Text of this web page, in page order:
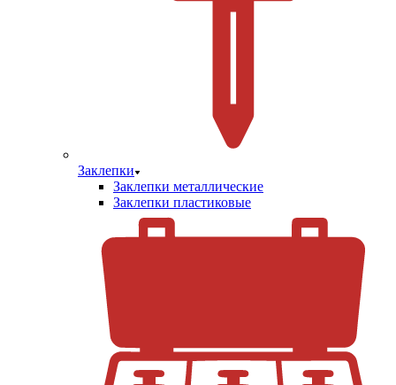
Заклепки
Заклепки металлические
Заклепки пластиковые